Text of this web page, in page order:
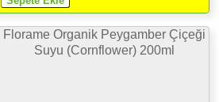
Florame Organik Peygamber Çiçeği
Suyu (Cornflower) 200ml